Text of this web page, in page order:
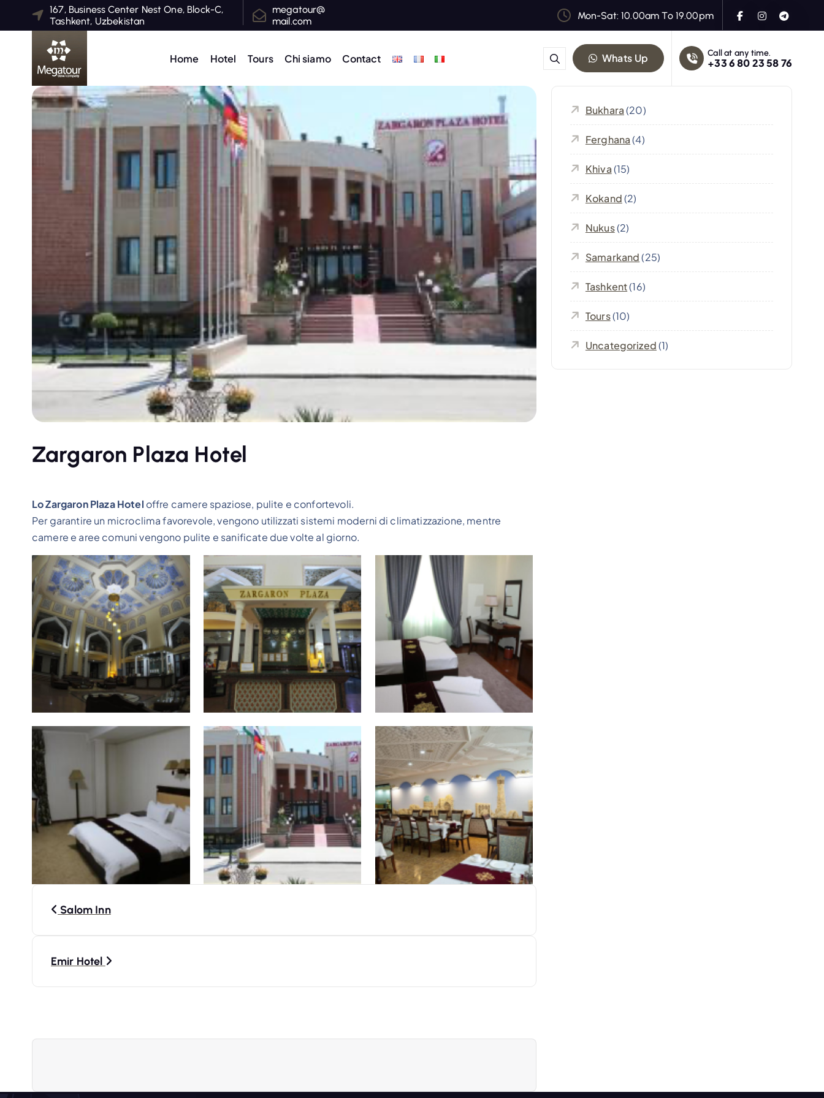
167, Business Center Nest One, Block-C,
Tashkent, Uzbekistan
megatour@
mail.com
Mon-Sat: 10.00am To 19.00pm
Home Hotel Tours Chi siamo Contact Whats Up Call at any time.
+33 6 80 23 58 76
Zargaron Plaza Hotel
Lo Zargaron Plaza Hotel offre camere spaziose, pulite e confortevoli.
Per garantire un microclima favorevole, vengono utilizzati sistemi moderni di climatizzazione, mentre
camere e aree comuni vengono pulite e sanificate due volte al giorno.
g
Salom Inn
Emir Hotel
Bukhara(20)
Ferghana(4)
Khiva(15)
Kokand(2)
Nukus(2)
Samarkand(25)
Tashkent(16)
Tours(10)
Uncategorized(1)